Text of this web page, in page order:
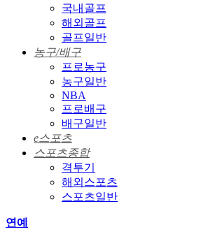
국내골프
해외골프
골프일반
농구/배구
프로농구
농구일반
NBA
프로배구
배구일반
e스포츠
스포츠종합
격투기
해외스포츠
스포츠일반
연예